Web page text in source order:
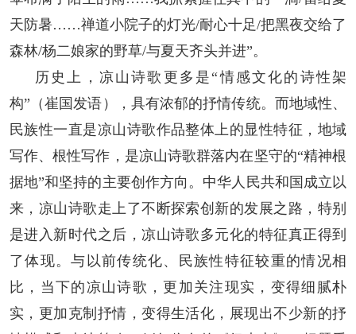
天防暑……禅道小院子的灯光/耐心十足/把黑夜交给了
森林/杨二娘家的野草/与夏天齐头并进”。
历史上，凉山诗歌更多是“情感文化的诗性架
构”（崔国发语），具有浓郁的抒情传统。而地域性、
民族性一直是凉山诗歌作品整体上的显性特征，地域
写作、根性写作，是凉山诗歌群落内在坚守的“精神根
据地”和坚持的主要创作方向。中华人民共和国成立以
来，凉山诗歌走上了不断探索创新的发展之路，特别
是进入新时代之后，凉山诗歌多元化的特征真正得到
了体现。与以前传统化、民族性特征较重的情况相
比，当下的凉山诗歌，更加关注现实，变得细腻朴
实，更加克制抒情，变得生活化，展现出不少新的抒